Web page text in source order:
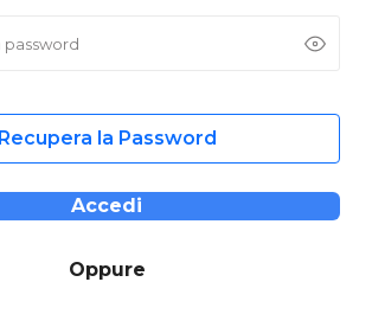
Recupera la Password
Accedi
Oppure